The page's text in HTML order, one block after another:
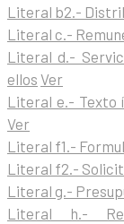
Literal b2.-
Literal c.-
Literal d.-
ellos Ver
Literal e.- Texto
Ver
Literal f1.-
Literal f2.-
Literal g.-
Literal h.-